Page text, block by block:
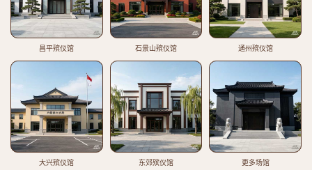
昌平殡仪馆 石景山殡仪馆 通州殡仪馆
大兴殡仪馆 东郊殡仪馆 更多场馆